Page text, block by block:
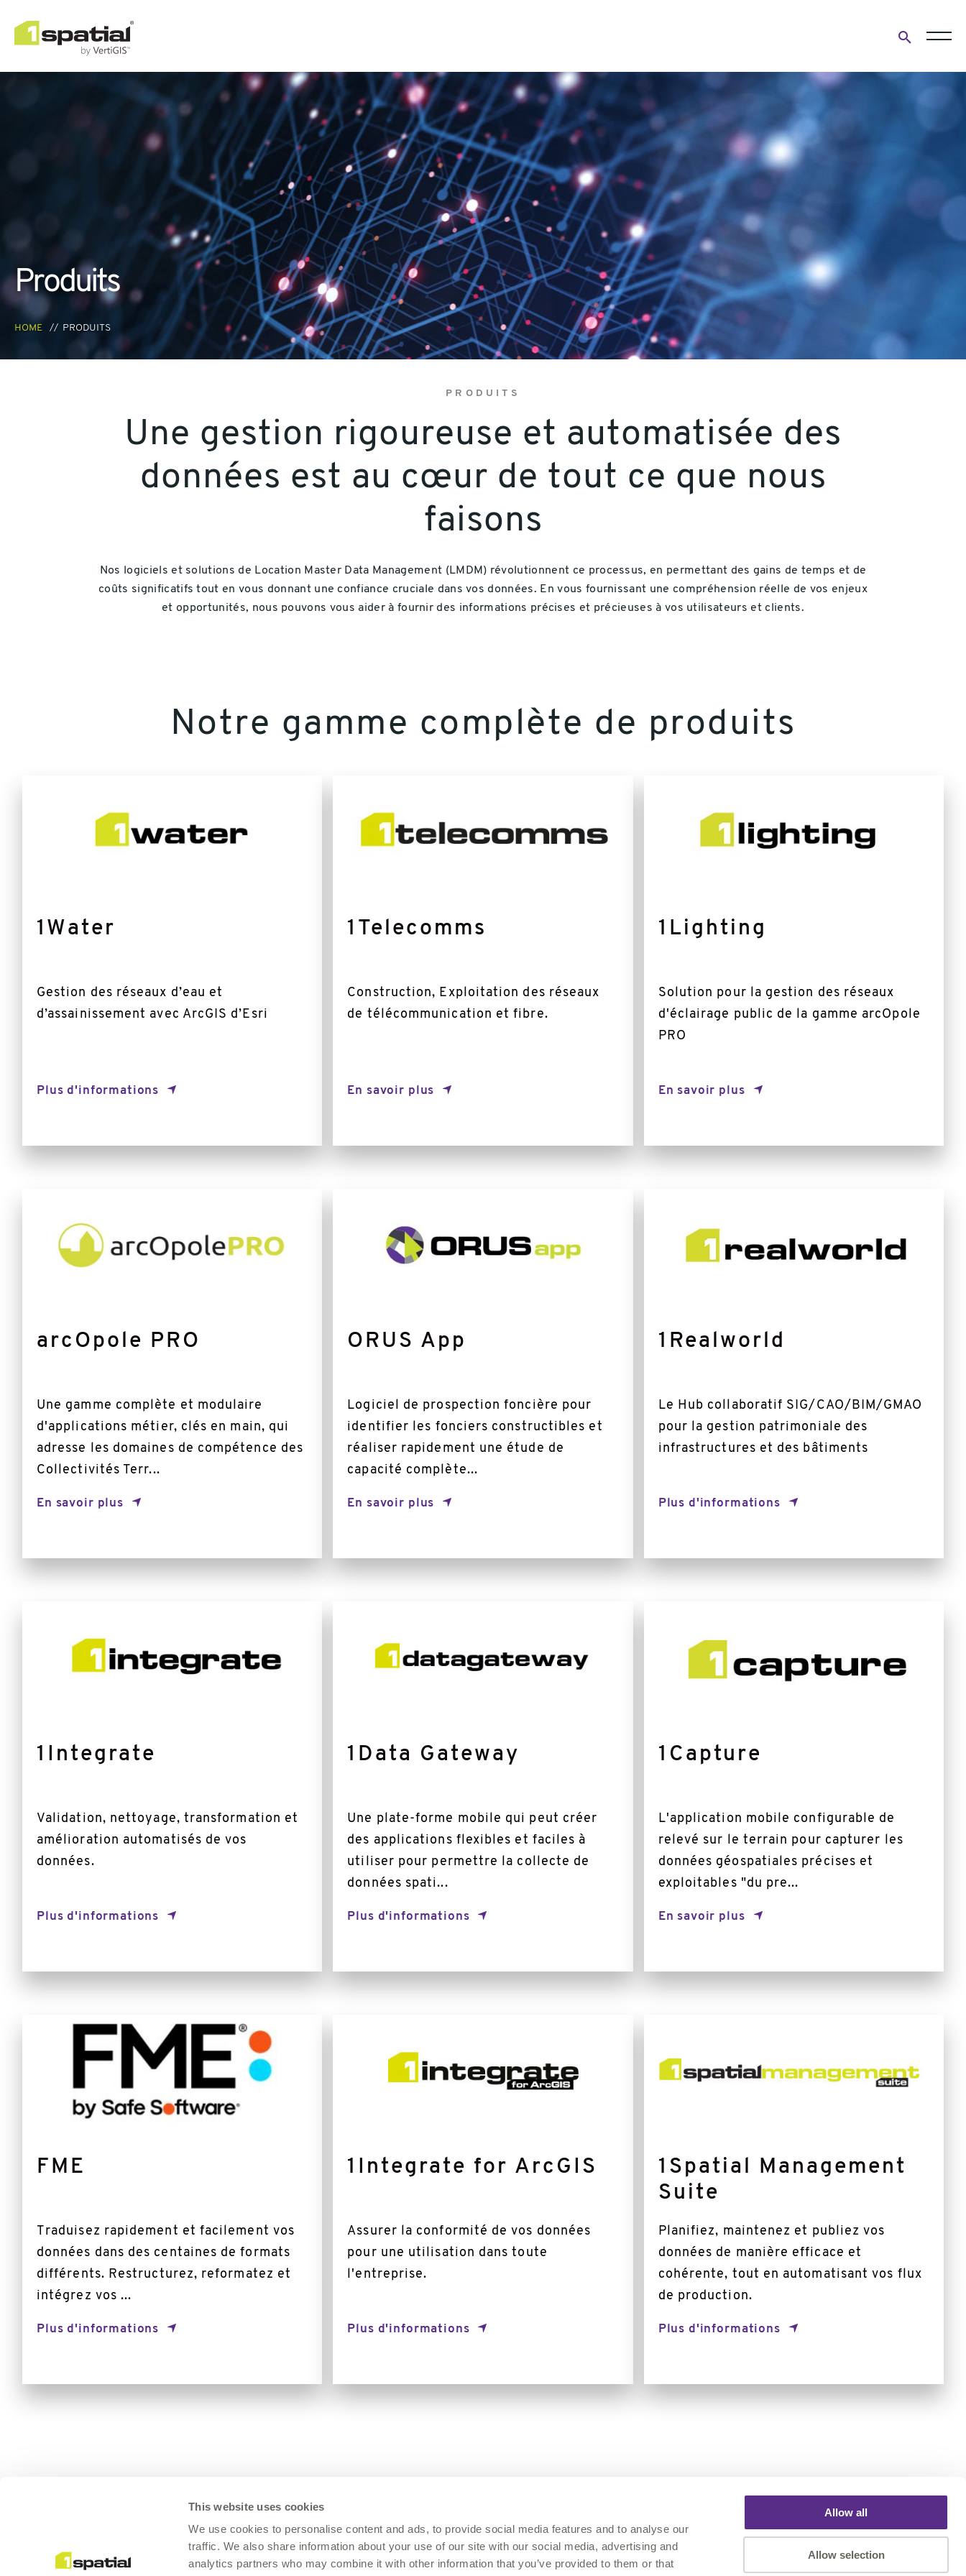
This website uses cookies
We use cookies to personalise content and ads, to provide social media features and to analyse our
traffic. We also share information about your use of our site with our social media, advertising and
analytics partners who may combine it with other information that you’ve provided to them or that
Allow all
Allow selection
search
Produits
HOME PRODUITS
PRODUITS
Une gestion rigoureuse et automatisée des
données est au cœur de tout ce que nous
faisons
Nos logiciels et solutions de Location Master Data Management (LMDM) révolutionnent ce processus, en permettant des gains de temps et de
coûts significatifs tout en vous donnant une confiance cruciale dans vos données. En vous fournissant une compréhension réelle de vos enjeux
et opportunités, nous pouvons vous aider à fournir des informations précises et précieuses à vos utilisateurs et clients.
Notre gamme complète de produits
1Water
Gestion des réseaux d’eau et
d’assainissement avec ArcGIS d’Esri
Plus d'informations
1Telecomms
Construction, Exploitation des réseaux
de télécommunication et fibre.
En savoir plus
1Lighting
Solution pour la gestion des réseaux
d'éclairage public de la gamme arcOpole
PRO
En savoir plus
arcOpole PRO
Une gamme complète et modulaire
d'applications métier, clés en main, qui
adresse les domaines de compétence des
Collectivités Terr...
En savoir plus
ORUS App
Logiciel de prospection foncière pour
identifier les fonciers constructibles et
réaliser rapidement une étude de
capacité complète...
En savoir plus
1Realworld
Le Hub collaboratif SIG/CAO/BIM/GMAO
pour la gestion patrimoniale des
infrastructures et des bâtiments
Plus d'informations
1Integrate
Validation, nettoyage, transformation et
amélioration automatisés de vos
données.
Plus d'informations
1Data Gateway
Une plate-forme mobile qui peut créer
des applications flexibles et faciles à
utiliser pour permettre la collecte de
données spati...
Plus d'informations
1Capture
L'application mobile configurable de
relevé sur le terrain pour capturer les
données géospatiales précises et
exploitables "du pre...
En savoir plus
FME
Traduisez rapidement et facilement vos
données dans des centaines de formats
différents. Restructurez, reformatez et
intégrez vos ...
Plus d'informations
d'informations
1Integrate for ArcGIS
Assurer la conformité de vos données
pour une utilisation dans toute
l'entreprise.
Plus d'informations
1Spatial Management
Suite
Planifiez, maintenez et publiez vos
données de manière efficace et
cohérente, tout en automatisant vos flux
de production.
Plus d'informations
À propos
News & Evènements
Investisseurs
Inscrivez vous à la newsletter